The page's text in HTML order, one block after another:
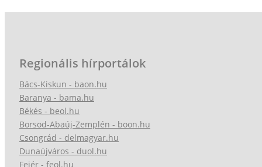
Regionális hírportálok
Bács-Kiskun - baon.hu
Baranya - bama.hu
Békés - beol.hu
Borsod-Abaúj-Zemplén - boon.hu
Csongrád - delmagyar.hu
Dunaújváros - duol.hu
Fejér - feol.hu